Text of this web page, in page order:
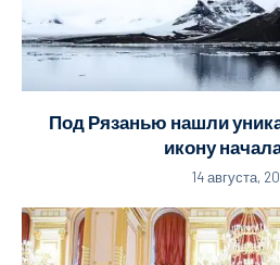
Под Рязанью нашли
икону
14 августа,